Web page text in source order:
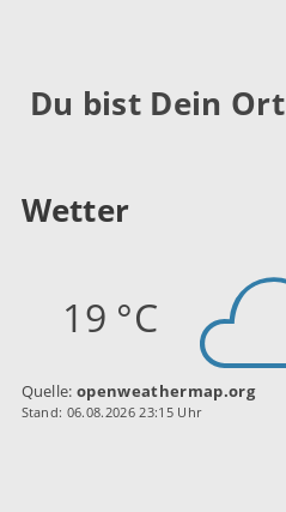
Du bist Dein Ort
Wetter
19 °C
Quelle:openweathermap.org
Stand: 06.08.2026 23:15 Uhr